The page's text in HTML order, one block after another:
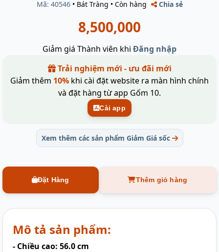
Mã: 40546 • Bát Tràng • Còn hàng Chia sẻ
8,500,000
Giảm giá Thành viên khi Đăng nhập
Trải nghiệm mới - ưu đãi mới
Giảm thêm 10% khi cài đặt website ra màn hình chính
và đặt hàng từ app Gốm 10.
Cài app
Xem thêm các sản phẩm Giảm Giá sốc
Đặt Hàng Thêm giỏ hàng
Mô tả sản phẩm:
- Chiều cao: 56.0 cm